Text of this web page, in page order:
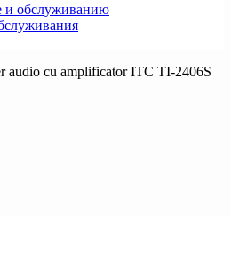
и обслуживанию
audio cu amplificator ITC TI-2406S